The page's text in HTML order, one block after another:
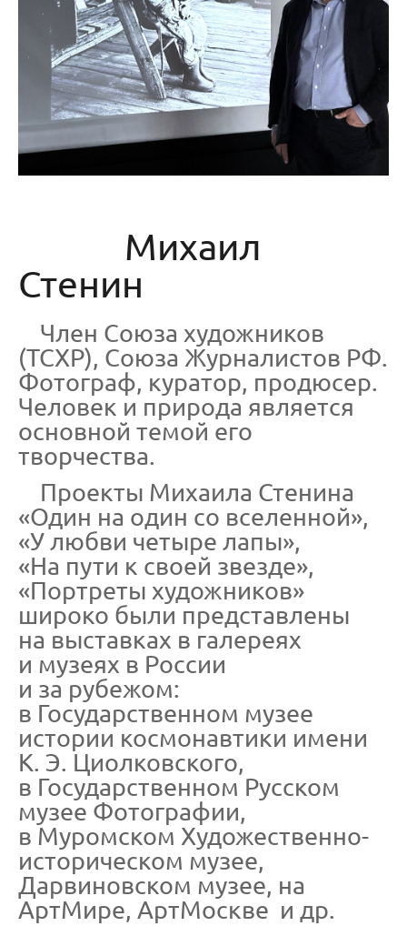
Михаил
Стенин
Член Союза художников
(ТСХР), Союза Журналистов РФ.
Фотограф, куратор, продюсер.
Человек и природа является
основной темой его
творчества.
Проекты Михаила Стенина
«Один на один со вселенной»,
«У любви четыре лапы»,
«На пути к своей звезде»,
«Портреты художников»
широко были представлены
на выставках в галереях
и музеях в России
и за рубежом:
в Государственном музее
истории космонавтики имени
К. Э. Циолковского,
в Государственном Русском
музее Фотографии,
в Муромском Художественно-
историческом музее,
Дарвиновском музее, на
АртМире, АртМоскве и др.